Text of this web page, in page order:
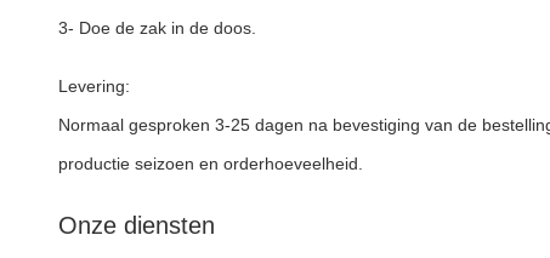
3- Doe de zak in de doos.
Levering:
Normaal gesproken 3-25 dagen na bevestiging van de
productie seizoen en orderhoeveelheid.
Onze diensten